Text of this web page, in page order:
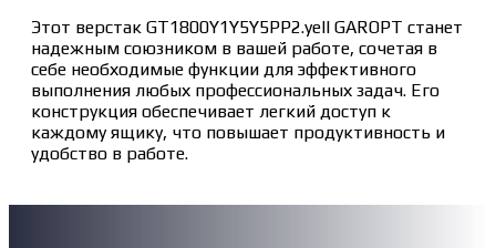
Этот верстак GT1800Y1Y5Y5PP2.yell GAROPT станет
надежным союзником в вашей работе, сочетая в
себе необходимые функции для эффективного
выполнения любых профессиональных задач. Его
конструкция обеспечивает легкий доступ к
каждому ящику, что повышает продуктивность и
удобство в работе.